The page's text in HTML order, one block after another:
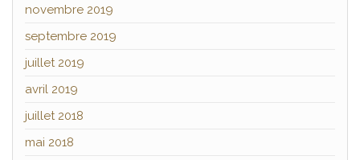
novembre 2019
septembre 2019
juillet 2019
avril 2019
juillet 2018
mai 2018